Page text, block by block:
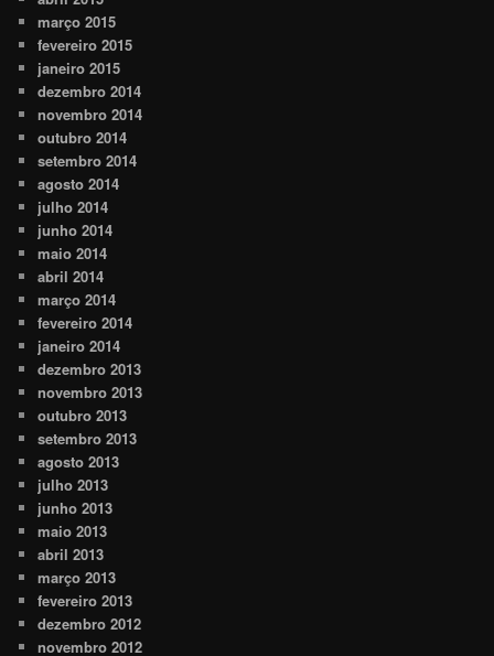
março 2015
fevereiro 2015
janeiro 2015
dezembro 2014
novembro 2014
outubro 2014
setembro 2014
agosto 2014
julho 2014
junho 2014
maio 2014
abril 2014
março 2014
fevereiro 2014
janeiro 2014
dezembro 2013
novembro 2013
outubro 2013
setembro 2013
agosto 2013
julho 2013
junho 2013
maio 2013
abril 2013
março 2013
fevereiro 2013
dezembro 2012
novembro 2012